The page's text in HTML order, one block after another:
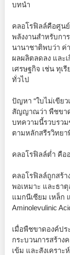
บทนำ
คลอโรฟิลล์คือศูนย์
พลังงานสำหรับกา
นานาชาติพบว่า ค่
ผลผลิตลดลง และ
เศรษฐกิจ เช่น ทุเ
ทั่วไป
ปัญหา “ใบไม่เขียว
สัญญาณว่า พืชขาด
บทความนี้รวบรวม
ตามหลักสรีรวิทยา
คลอโรฟิลล์ต่ำ คือ
คลอโรฟิลล์ถูกสร้
พอเหมาะ และธา
แมกนีเซียม เหล็ก
Aminolevulinic
เมื่อพืชขาดองค์ปร
กระบวนการสร้าง
เข้ม และสังเคราะ